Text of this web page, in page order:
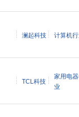
澜起科技 计算机
TCL科技
家用电
业